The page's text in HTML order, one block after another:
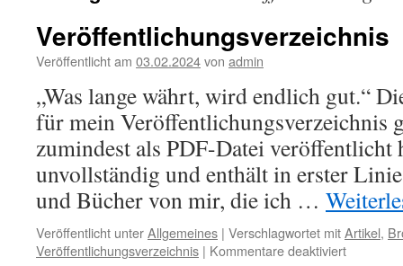
Veröffentlichungsverzeichnis
Veröffentlicht am 03.02.2024von admin
„Was lange währt, wird endlich gut.“
für mein Veröffentlichungsverzeichnis
zumindest als PDF-Datei veröffentlicht
unvollständig und enthält in erster
und Bücher von mir, die ich …
Veröffentlicht unterAllgemeines | Verschlagwortet mitArtikel,
Veröffentlichungsverzeichnis | Kommentare deaktiviertfür